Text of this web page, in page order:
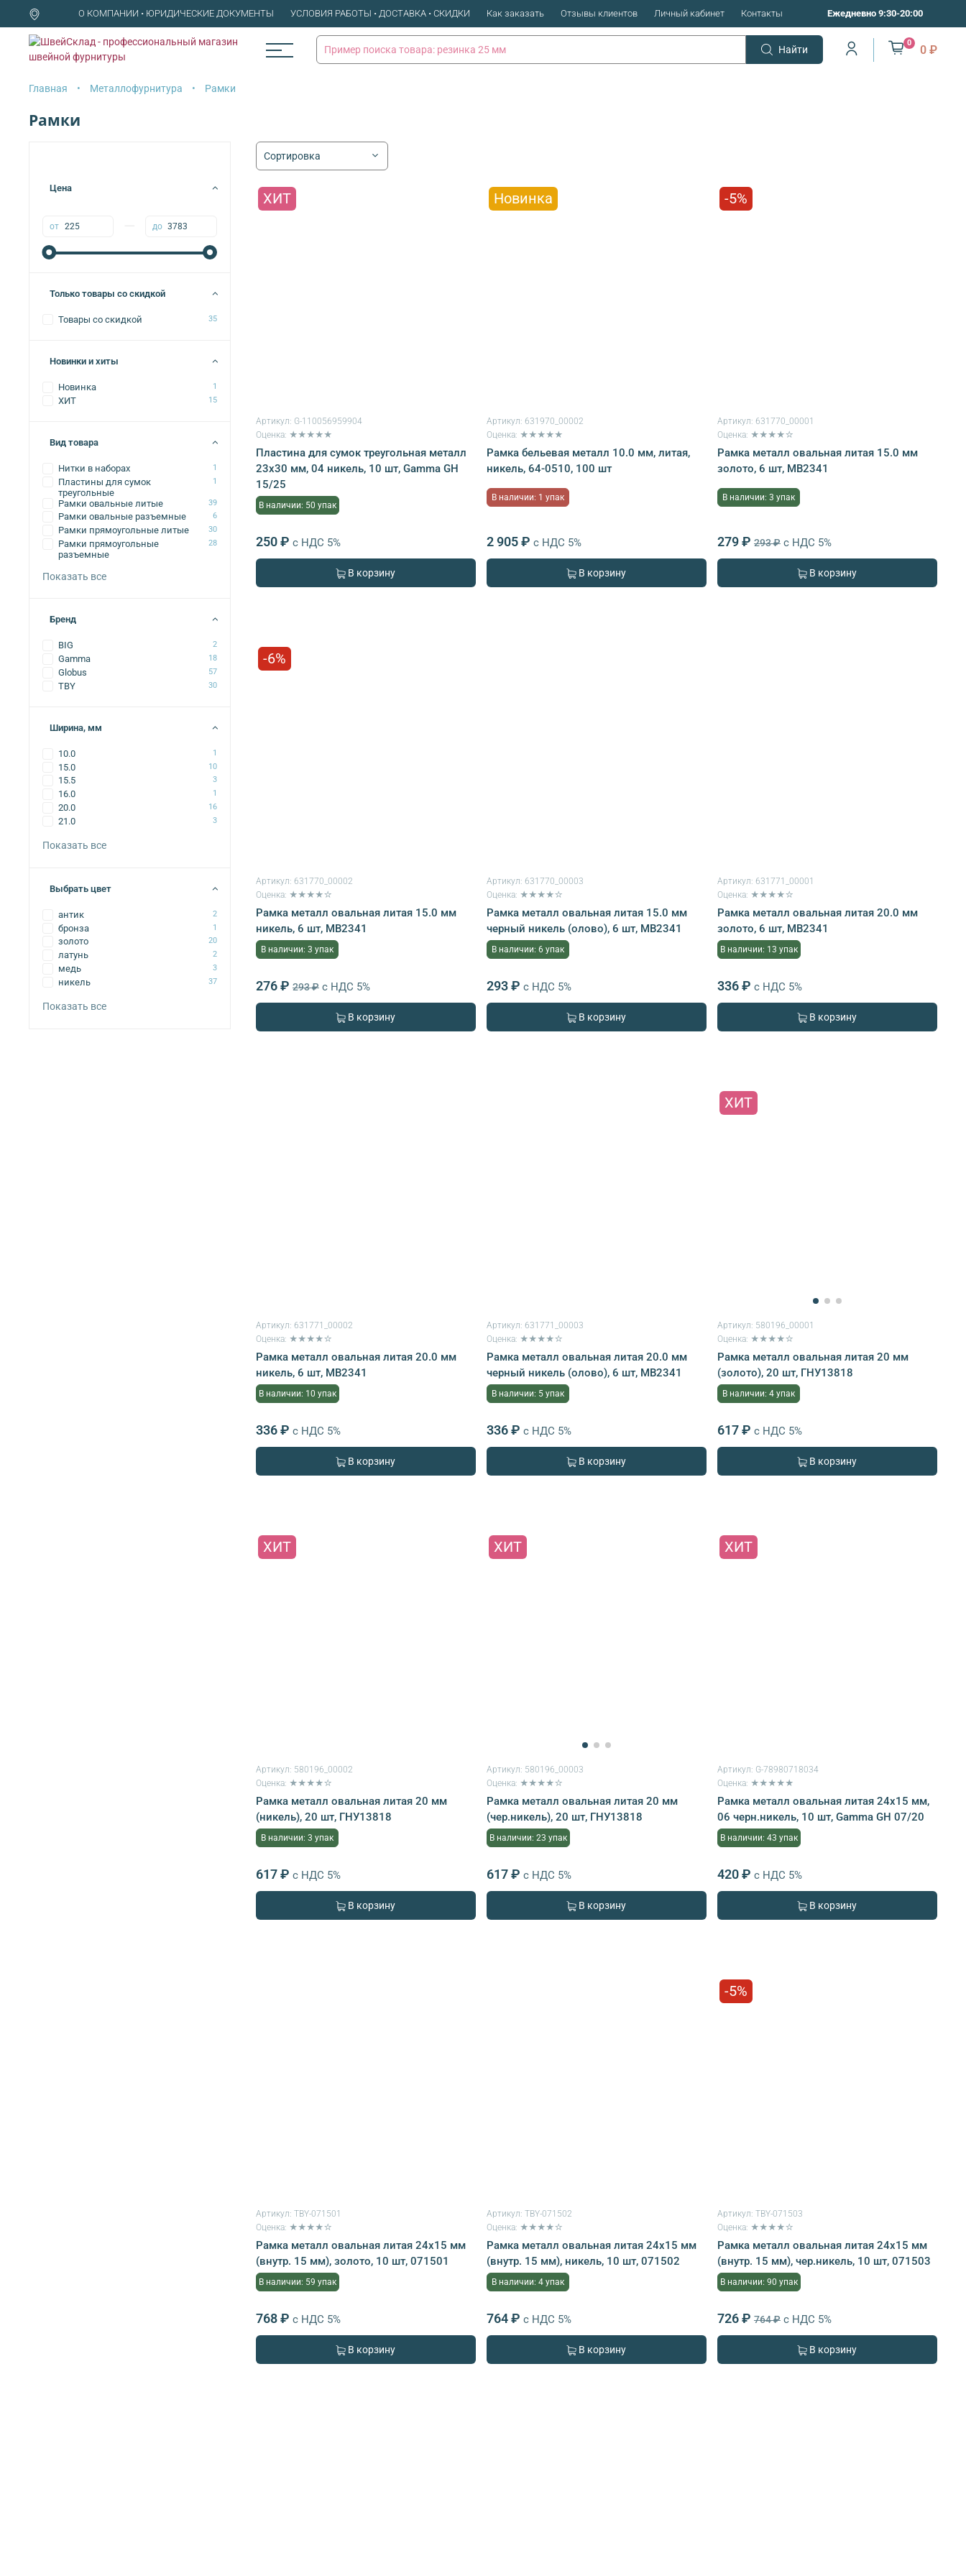
О КОМПАНИИ • ЮРИДИЧЕСКИЕ ДОКУМЕНТЫ УСЛОВИЯ РАБОТЫ • ДОСТАВКА • СКИДКИ Как заказать Отзывы клиентов Личный кабинет Контакты Ежедневно 9:30-20:00
Найти
0
0 ₽
Главная Металлофурнитура Рамки
Рамки
ХИТ
Артикул: G-110056959904
Оценка: ★★★★★
Пластина для сумок треугольная металл
23х30 мм, 04 никель, 10 шт, Gamma GH
15/25
В наличии: 50 упак
250 ₽ с НДС 5%
В корзину
Новинка
Артикул: 631970_00002
Оценка: ★★★★★
Рамка бельевая металл 10.0 мм, литая,
никель, 64-0510, 100 шт
В наличии: 1 упак
2 905 ₽ с НДС 5%
В корзину
-5%
Артикул: 631770_00001
Оценка: ★★★★☆
Рамка металл овальная литая 15.0 мм
золото, 6 шт, MB2341
В наличии: 3 упак
279 ₽ 293 ₽ с НДС 5%
В корзину
-6%
Артикул: 631770_00002
Оценка: ★★★★☆
Рамка металл овальная литая 15.0 мм
никель, 6 шт, MB2341
В наличии: 3 упак
276 ₽ 293 ₽ с НДС 5%
В корзину
Артикул: 631770_00003
Оценка: ★★★★☆
Рамка металл овальная литая 15.0 мм
черный никель (олово), 6 шт, MB2341
В наличии: 6 упак
293 ₽ с НДС 5%
В корзину
Артикул: 631771_00001
Оценка: ★★★★☆
Рамка металл овальная литая 20.0 мм
золото, 6 шт, MB2341
В наличии: 13 упак
336 ₽ с НДС 5%
В корзину
Артикул: 631771_00002
Оценка: ★★★★☆
Рамка металл овальная литая 20.0 мм
никель, 6 шт, MB2341
В наличии: 10 упак
336 ₽ с НДС 5%
В корзину
Артикул: 631771_00003
Оценка: ★★★★☆
Рамка металл овальная литая 20.0 мм
черный никель (олово), 6 шт, MB2341
В наличии: 5 упак
336 ₽ с НДС 5%
В корзину
ХИТ
Артикул: 580196_00001
Оценка: ★★★★☆
Рамка металл овальная литая 20 мм
(золото), 20 шт, ГНУ13818
В наличии: 4 упак
617 ₽ с НДС 5%
В корзину
ХИТ
Артикул: 580196_00002
Оценка: ★★★★☆
Рамка металл овальная литая 20 мм
(никель), 20 шт, ГНУ13818
В наличии: 3 упак
617 ₽ с НДС 5%
В корзину
ХИТ
Артикул: 580196_00003
Оценка: ★★★★☆
Рамка металл овальная литая 20 мм
(чер.никель), 20 шт, ГНУ13818
В наличии: 23 упак
617 ₽ с НДС 5%
В корзину
ХИТ
Артикул: G-78980718034
Оценка: ★★★★★
Рамка металл овальная литая 24х15 мм,
06 черн.никель, 10 шт, Gamma GH 07/20
В наличии: 43 упак
420 ₽ с НДС 5%
В корзину
Артикул: TBY-071501
Оценка: ★★★★☆
Рамка металл овальная литая 24х15 мм
(внутр. 15 мм), золото, 10 шт, 071501
В наличии: 59 упак
768 ₽ с НДС 5%
В корзину
Артикул: TBY-071502
Оценка: ★★★★☆
Рамка металл овальная литая 24х15 мм
(внутр. 15 мм), никель, 10 шт, 071502
В наличии: 4 упак
764 ₽ с НДС 5%
В корзину
-5%
Артикул: TBY-071503
Оценка: ★★★★☆
Рамка металл овальная литая 24х15 мм
(внутр. 15 мм), чер.никель, 10 шт, 071503
В наличии: 90 упак
726 ₽ 764 ₽ с НДС 5%
В корзину
Цена
от до
Только товары со скидкой
Товары со скидкой 35
Новинки и хиты
Новинка 1
ХИТ 15
Вид товара
Нитки в наборах 1
Пластины для сумок
треугольные
1
Рамки овальные литые 39
Рамки овальные разъемные 6
Рамки прямоугольные литые 30
Рамки прямоугольные
разъемные
28
Показать все
Бренд
BIG 2
Gamma 18
Globus 57
TBY 30
Ширина, мм
10.0 1
15.0 10
15.5 3
16.0 1
20.0 16
21.0 3
Показать все
Выбрать цвет
антик 2
бронза 1
золото 20
латунь 2
медь 3
никель 37
Показать все